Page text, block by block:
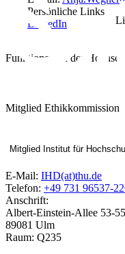
Persönliche Links
LinkedIn
Funktionen an der
Mitglied Ethikkommission
Mitglied Institut für
E-Mail: IHD(at)thu.de
Telefon: +49 731 96537-
Anschrift:
Albert-Einstein-Allee 53-55
89081 Ulm
Raum: Q235